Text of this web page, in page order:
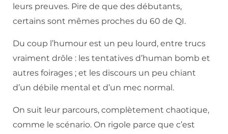
leurs preuves. Pire de que des débutants,
certains sont mêmes proches du 60 de QI.
Du coup l’humour est un peu lourd, entre trucs
vraiment drôle : les tentatives d’human bomb et
autres foirages ; et les discours un peu chiant
d’un débile mental et d’un mec normal.
On suit leur parcours, complètement chaotique,
comme le scénario. On rigole parce que c’est